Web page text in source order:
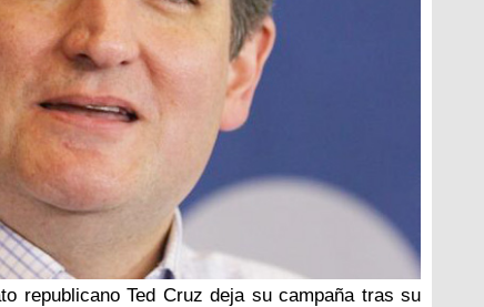
republicano Ted Cruz deja su campaña tras su